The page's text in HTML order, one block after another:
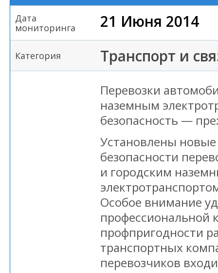
Дата
мониторинга
21 Июня 2014
Категория Транспорт и
Перевозки
наземным
безопасность —
Установлены
безопасности
и городским
Особое внимание
профессиональной
профпригодности
транспортных
перевозчиков